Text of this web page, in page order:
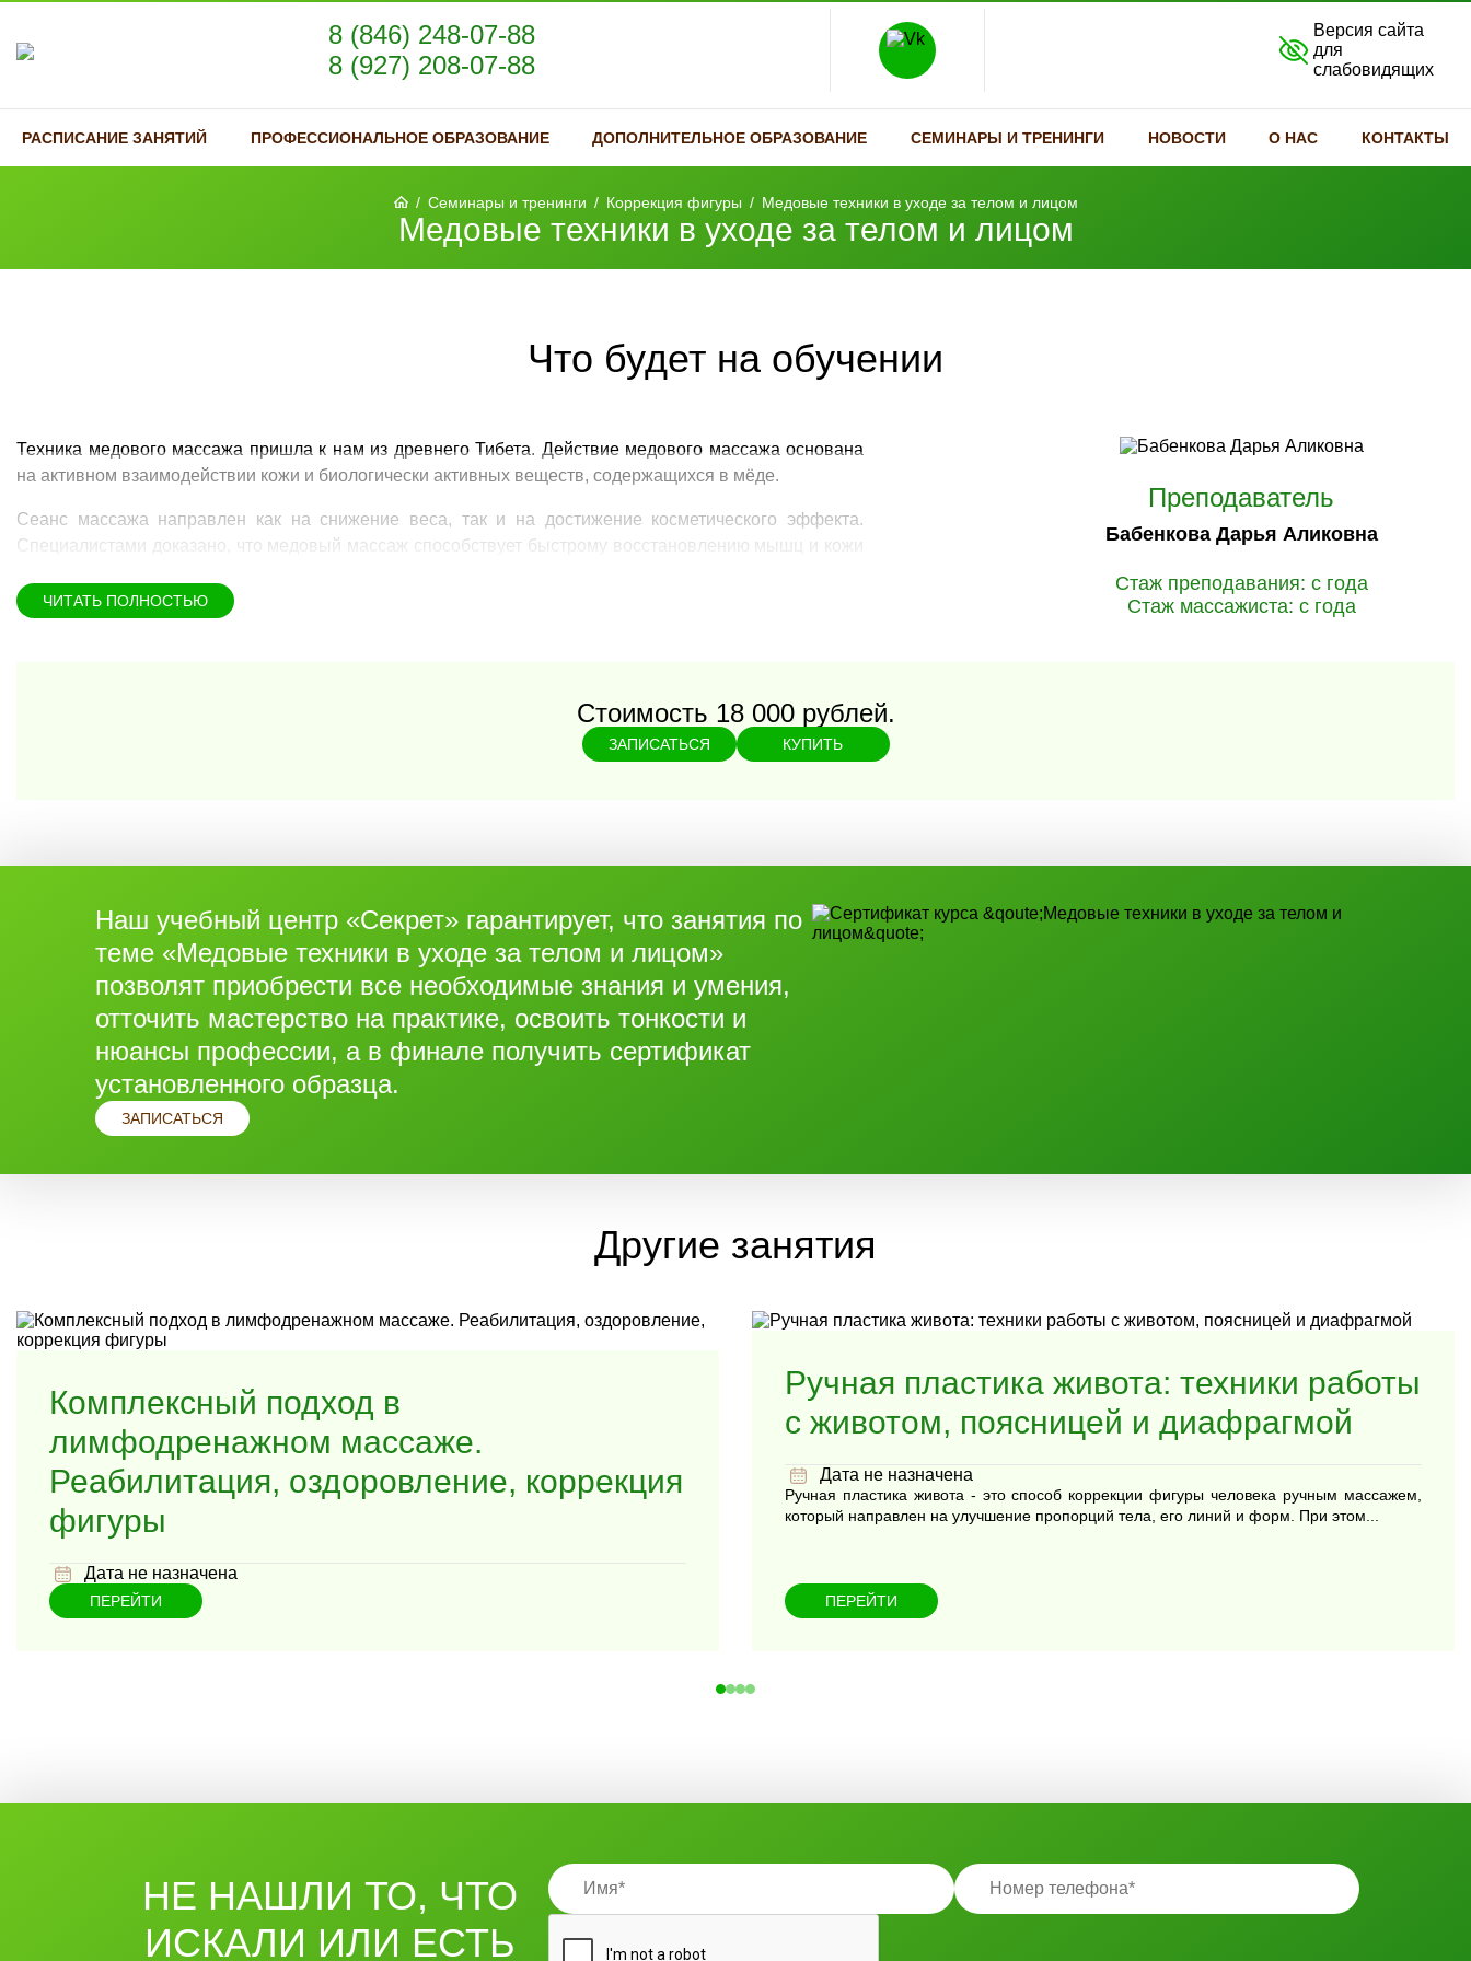
8 (846) 248-07-88
8 (927) 208-07-88
Версия сайта
для
слабовидящих
РАСПИСАНИЕ ЗАНЯТИЙ ПРОФЕССИОНАЛЬНОЕ ОБРАЗОВАНИЕ ДОПОЛНИТЕЛЬНОЕ ОБРАЗОВАНИЕ СЕМИНАРЫ И ТРЕНИНГИ НОВОСТИ О НАС КОНТАКТЫ
/ Семинары и тренинги / Коррекция фигуры / Медовые техники в уходе за телом и лицом
Медовые техники в уходе за телом и лицом
Что будет на обучении
Техника медового массажа пришла к нам из древнего Тибета. Действие медового массажа основана
на активном взаимодействии кожи и биологически активных веществ, содержащихся в мёде.
Сеанс массажа направлен как на снижение веса, так и на достижение косметического эффекта.
Специалистами доказано, что медовый массаж способствует быстрому восстановлению мышц и кожи
подкожно-жировой клетчатки, убирает отёки.
Благодаря целебным свойствам мёда, медовый массаж способствует:
На занятии вы научитесь:
правильной технике медового массажа;
алгоритму проведения медового массажа (подготовка к массажу, зоны воздействия, завершение
сеанса массажа);
сочетание с другими массажными техниками по коррекции фигуры;
эргономике массажиста для сохранения собственного здоровья.
ЧИТАТЬ ПОЛНОСТЬЮ
Преподаватель
Бабенкова Дарья Аликовна
Стаж преподавания: с года
Стаж массажиста: с года
Стоимость 18 000 рублей.
ЗАПИСАТЬСЯ КУПИТЬ
Наш учебный центр «Секрет» гарантирует, что занятия по
теме «Медовые техники в уходе за телом и лицом»
позволят приобрести все необходимые знания и умения,
отточить мастерство на практике, освоить тонкости и
нюансы профессии, а в финале получить сертификат
установленного образца.
ЗАПИСАТЬСЯ
Другие занятия
Комплексный подход в
лимфодренажном массаже.
Реабилитация, оздоровление, коррекция
фигуры
Дата не назначена
ПЕРЕЙТИ
Ручная пластика живота: техники работы
с животом, поясницей и диафрагмой
Дата не назначена
Ручная пластика живота - это способ коррекции фигуры человека ручным массажем,
который направлен на улучшение пропорций тела, его линий и форм. При этом...
ПЕРЕЙТИ
НЕ НАШЛИ ТО, ЧТО
ИСКАЛИ ИЛИ ЕСТЬ